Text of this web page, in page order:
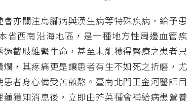
亦關注烏腳病與漢生病等特殊疾病，給予患
省西南沿海地區，是一種地方性周邊血管疾
截肢維繫生命，甚至未能獲得醫療之患者只
，其疼痛更是讓患者有生不如死之折磨，尤
者身心備受苦煎熬。臺南北門王金河醫師目
獲知消息後，立即由芥菜種會補給病患營養